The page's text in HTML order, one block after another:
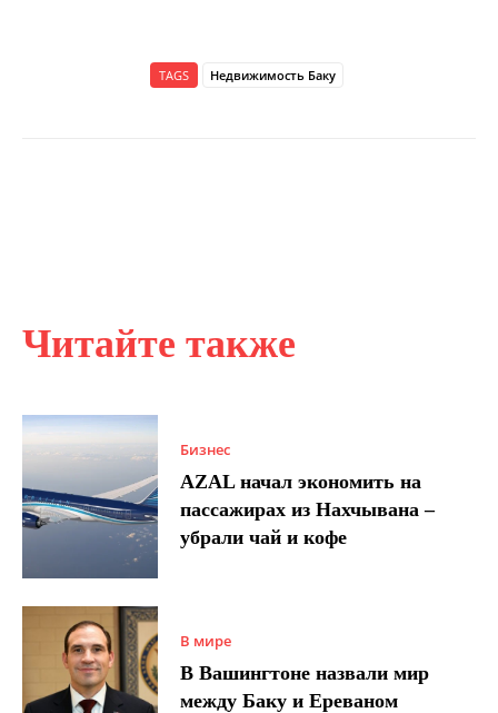
Читайте также
Бизнес
AZAL начал экономить на
пассажирах из Нахчывана –
убрали чай и кофе
В мире
В Вашингтоне назвали мир
между Баку и Ереваном
TAGS Недвижимость Баку